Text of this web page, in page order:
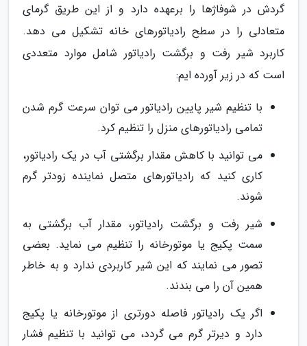
گردش در شوفاژها را برعهده دارد و از این طریق گرمای
متعادلی را در سطح رادیاتورهای خانه تشکیل می دهد.
کاربرد شیر رفت و برگشت رادیاتور شامل موارد متعددی
است که در زیر آورده ایم:
با تنظیم شیر پایین رادیاتور می توان سرعت گرم شدن
تمامی رادیاتورهای منزل را تنظیم کرد.
می توانید با کاهش مقدار برگشتی آب در یک رادیاتور،
کاری کنید که رادیاتورهای متصل نماینده زودتر گرم
شوند.
شیر رفت و برگشت رادیاتور، مقدار آب برگشتی به
سمت پکیج یا موتورخانه را تنظیم می نماید. بعضی
تصور می نمایند که این شیر کاربردی ندارد و به خاطر
همین آن را می بندند.
اگر یک رادیاتور فاصله دورتری از موتورخانه یا پکیج
دارد و دیرتر گرم می گردد، می توانید با تنظیم فشار